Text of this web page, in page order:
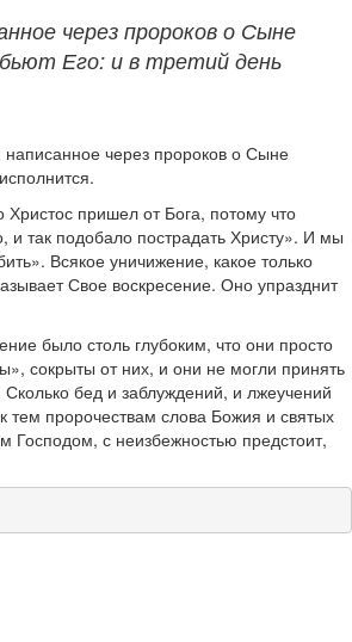
через пророков о Сыне
Его: и в третий день
через пророков о Сыне
пришел от Бога, потому что
и так подобало пострадать Христу». И мы
Всякое уничижение, какое только
Свое воскресение. Оно упразднит
было столь глубоким, что они просто
сокрыты от них, и они не могли принять
бед и заблуждений, и лжеучений
тем пророчествам слова Божия и святых
с неизбежностью предстоит,